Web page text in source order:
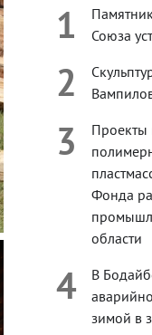
1
Союза
2
3
Проекты
Фонда
области
4
В
зимой в